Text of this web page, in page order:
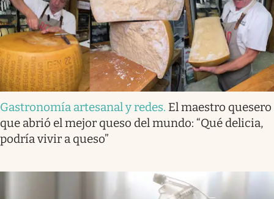
Gastronomía artesanal y redes. El maestro quesero
que abrió el mejor queso del mundo: “Qué delicia,
podría vivir a queso”